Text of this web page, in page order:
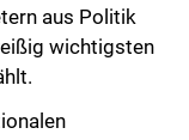
aus Politik
wichtigsten